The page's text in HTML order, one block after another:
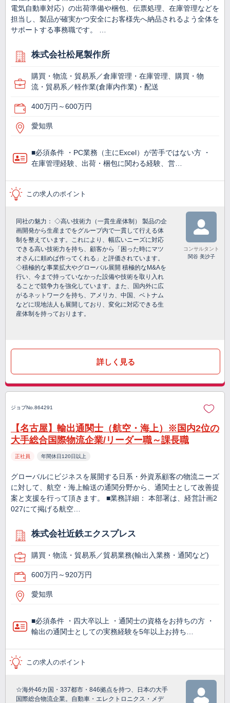
電気自動車対応）の出荷準備や梱包、伝票処理、在庫管理などを
担当し、製品が確実かつ安全にお客様先へ納品されるよう全体を
サポートする事務職です。 …
株式会社松尾製作所
購買・物流・貿易系／倉庫管理・在庫管理、購買・物
流・貿易系／軽作業(倉庫内作業)・配送
400万円～600万円
愛知県
■必須条件 ・PC業務（主にExcel）が苦手ではない方 ・
在庫管理経験、出荷・梱包に関わる経験、営…
この求人のポイント
同社の魅力： ◇高い技術力（一貫生産体制） 製品の企
画開発から生産までをグループ内で一貫して行える体
制を整えています。これにより、幅広いニーズに対応
できる高い技術力を持ち、顧客から「困った時にマツ
オさんに頼めば作ってくれる」と評価されています。
◇積極的な事業拡大やグローバル展開 積極的なM&Aを
行い、今まで持っていなかった設備や技術を取り入れ
ることで競争力を強化しています。また、国内外に広
がるネットワークを持ち、アメリカ、中国、ベトナム
などに現地法人も展開しており、変化に対応できる生
産体制を持っております。
コンサルタント
関谷 美沙子
詳しく見る
ジョブNo.864291
【名古屋】輸出通関士（航空・海上）※国内2位の
大手総合国際物流企業/リーダー職～課長職
正社員 年間休日120日以上
グローバルにビジネスを展開する日系・外資系顧客の物流ニーズ
に対して、航空・海上輸送の通関分野から、通関士として改善提
案と支援を行って頂きます。 ■業務詳細： 本部署は、経営計画2
027にて掲げる航空…
株式会社近鉄エクスプレス
購買・物流・貿易系／貿易業務(輸出入業務・通関など)
600万円～920万円
愛知県
■必須条件 ・四大卒以上 ・通関士の資格をお持ちの方 ・
輸出の通関士としての実務経験を5年以上お持ち…
この求人のポイント
☆海外46カ国・337都市・846拠点を持つ、日本の大手
国際総合物流企業。自動車・エレクトロニクス・メデ